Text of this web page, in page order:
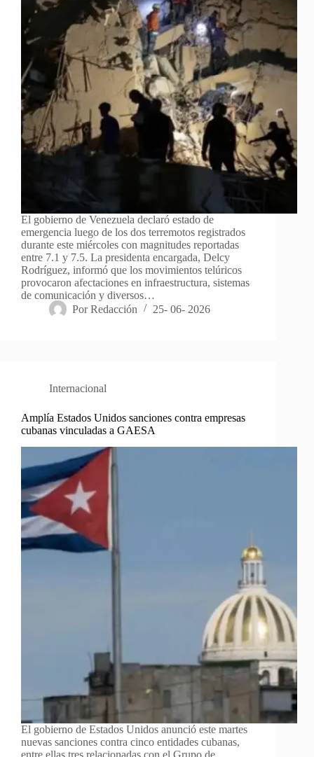
El gobierno de Venezuela declaró estado de
emergencia luego de los dos terremotos registrados
durante este miércoles con magnitudes reportadas
entre 7.1 y 7.5. La presidenta encargada, Delcy
Rodríguez, informó que los movimientos telúricos
provocaron afectaciones en infraestructura, sistemas
de comunicación y diversos…
Por Redacción 25- 06- 2026
Internacional
Amplía Estados Unidos sanciones contra empresas
cubanas vinculadas a GAESA
El gobierno de Estados Unidos anunció este martes
nuevas sanciones contra cinco entidades cubanas,
entre ellas tres relacionadas con el Grupo de